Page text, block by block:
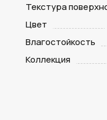
Текстура
Цвет
Влагостойкость
Коллекция